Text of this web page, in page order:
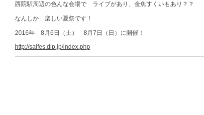
西院駅周辺の色んな会場で ライブがあり、金魚すくいもあり？？
なんしか 楽しい夏祭です！
2016年 8月6日（土） 8月7日（日）に開催！
http://saifes.dip.jp/index.php